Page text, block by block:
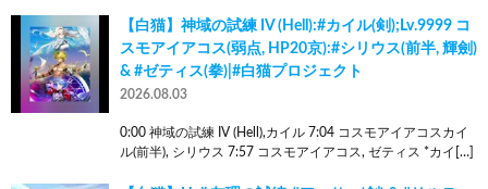
【白猫】神域の試練 IV (Hell):#カイル(剣);Lv.9999 コ
スモアイアコス(弱点, HP20京):#シリウス(前半, 輝劍)
& #ゼティス(拳)|#白猫プロジェクト
2026.08.03
0:00 神域の試練 IV (Hell),カイル 7:04 コスモアイアコスカイ
ル(前半), シリウス 7:57 コスモアイアコス, ゼティス *カイ[…]